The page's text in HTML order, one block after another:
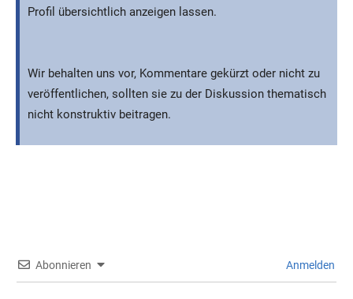
Profil übersichtlich anzeigen lassen.
Wir behalten uns vor, Kommentare gekürzt oder nicht zu
veröffentlichen, sollten sie zu der Diskussion thematisch
nicht konstruktiv beitragen.
Abonnieren Anmelden